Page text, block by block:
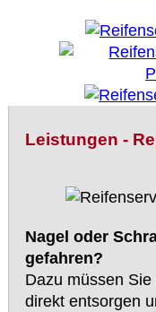
Leistungen -
Nagel oder
gefahren?
Dazu müssen
direkt entsorgen